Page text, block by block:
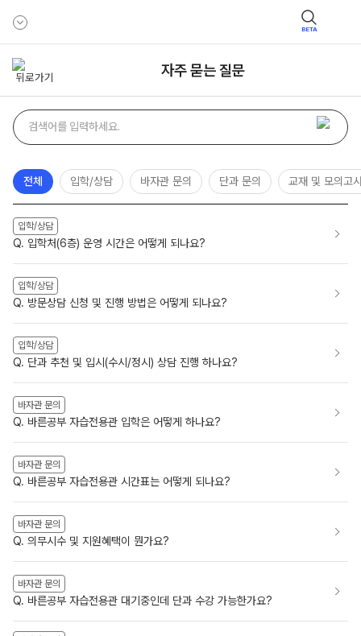
BETA
자주 묻는 질문
자주
묻는
검색
검색어
전체 입학/상담 바자관 문의 단과 문의 교재 및 모의고
입학/상담
Q. 입학처(6층) 운영 시간은 어떻게 되나요?
입학/상담
Q. 방문상담 신청 및 진행 방법은 어떻게 되나요?
입학/상담
Q. 단과 추천 및 입시(수시/정시) 상담 진행 하나요?
바자관 문의
Q. 바른공부 자습전용관 입학은 어떻게 하나요?
바자관 문의
Q. 바른공부 자습전용관 시간표는 어떻게 되나요?
바자관 문의
Q. 의무시수 및 지원혜택이 뭔가요?
바자관 문의
Q. 바른공부 자습전용관 대기중인데 단과 수강 가능한가요?